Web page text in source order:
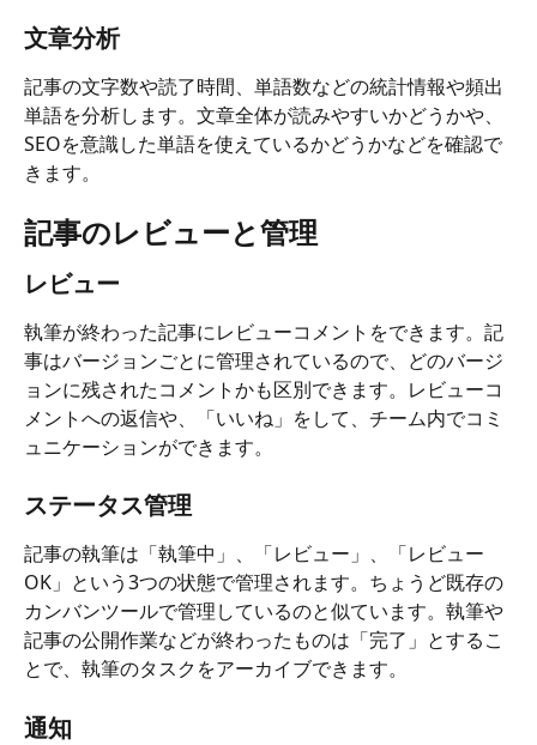
文章分析
記事の文字数や読了時間、単語数などの統計情報や頻出
単語を分析します。文章全体が読みやすいかどうかや、
SEOを意識した単語を使えているかどうかなどを確認で
きます。
記事のレビューと管理
レビュー
執筆が終わった記事にレビューコメントをできます。記
事はバージョンごとに管理されているので、どのバージ
ョンに残されたコメントかも区別できます。レビューコ
メントへの返信や、「いいね」をして、チーム内でコミ
ュニケーションができます。
ステータス管理
記事の執筆は「執筆中」、「レビュー」、「レビュー
OK」という3つの状態で管理されます。ちょうど既存の
カンバンツールで管理しているのと似ています。執筆や
記事の公開作業などが終わったものは「完了」とするこ
とで、執筆のタスクをアーカイブできます。
通知